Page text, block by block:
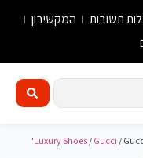
תשובות
המקשיבון
Luxury Shoes/ Gucci /